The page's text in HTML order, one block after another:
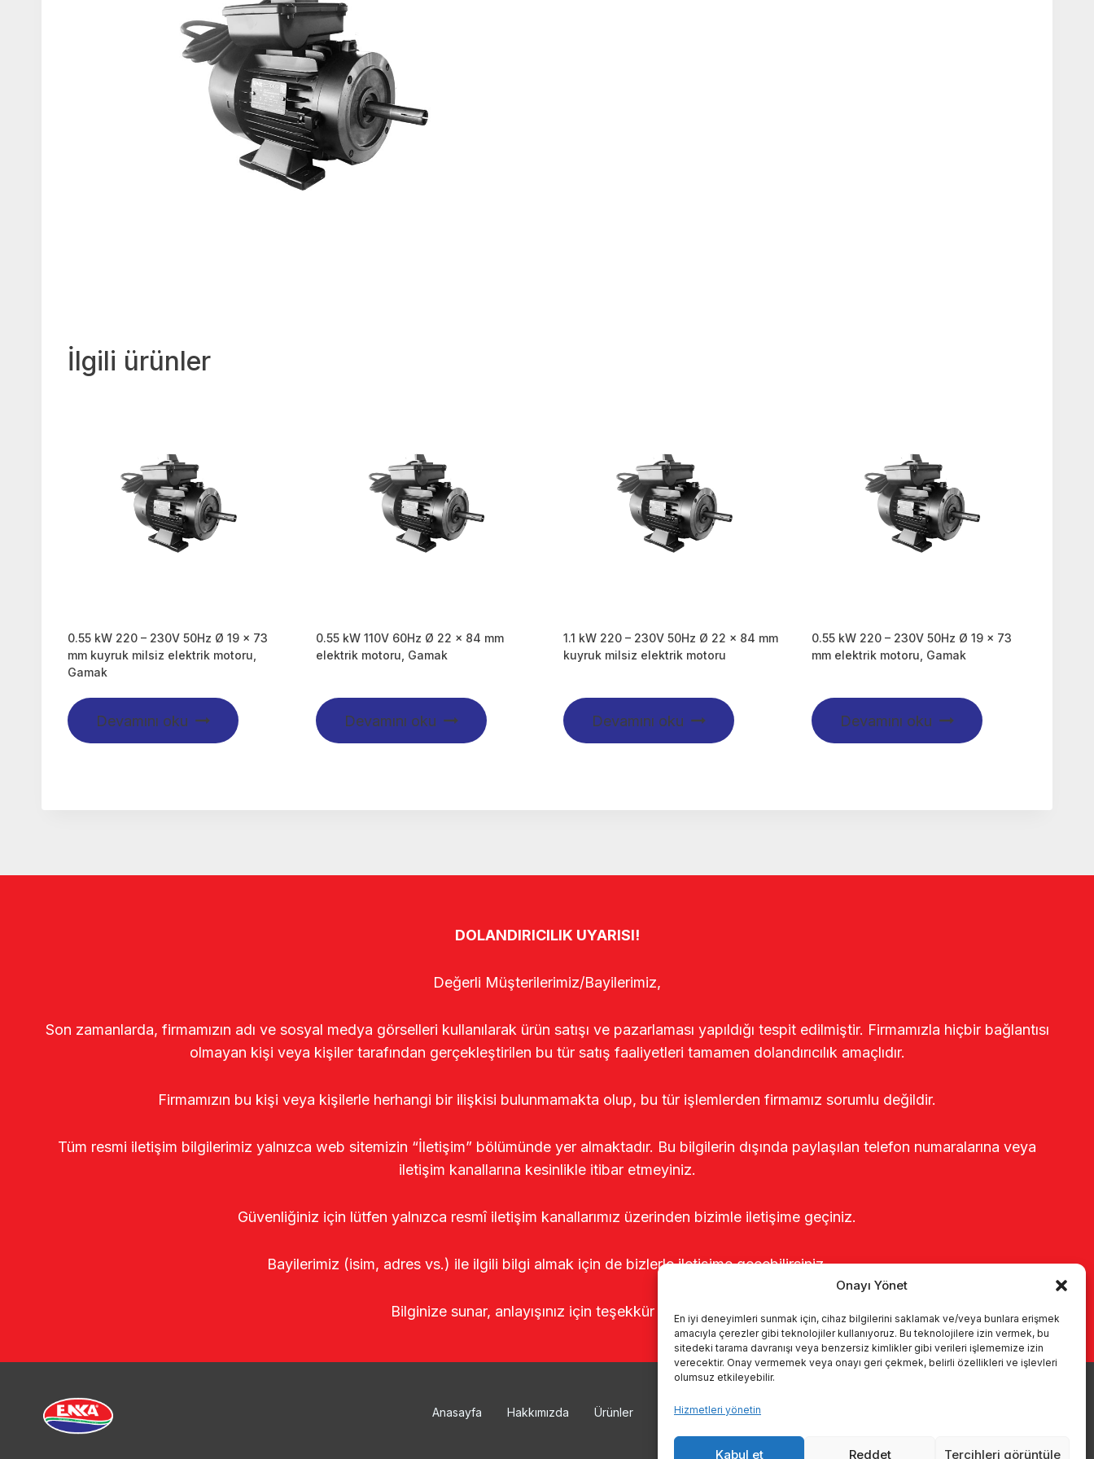
Onayı Yönet
En iyi deneyimleri sunmak için, cihaz bilgilerini saklamak ve/veya bunlara erişmek
amacıyla çerezler gibi teknolojiler kullanıyoruz. Bu teknolojilere izin vermek, bu
sitedeki tarama davranışı veya benzersiz kimlikler gibi verileri işlememize izin
verecektir. Onay vermemek veya onayı geri çekmek, belirli özellikleri ve işlevleri
olumsuz etkileyebilir.
Hizmetleri yönetin
Kabul et Reddet Tercihleri görüntüle
İlgili ürünler
0.55 kW 220 – 230V 50Hz Ø 19 x 73
mm kuyruk milsiz elektrik motoru,
Gamak
Devamını oku
0.55 kW 110V 60Hz Ø 22 x 84 mm
elektrik motoru, Gamak
Devamını oku
1.1 kW 220 – 230V 50Hz Ø 22 x 84 mm
kuyruk milsiz elektrik motoru
Devamını oku
0.55 kW 220 – 230V 50Hz Ø 19 x 73
mm elektrik motoru, Gamak
Devamını oku
DOLANDIRICILIK UYARISI!
Değerli Müşterilerimiz/Bayilerimiz,
Son zamanlarda, firmamızın adı ve sosyal medya görselleri kullanılarak ürün satışı ve pazarlaması yapıldığı tespit edilmiştir. Firmamızla hiçbir bağlantısı
olmayan kişi veya kişiler tarafından gerçekleştirilen bu tür satış faaliyetleri tamamen dolandırıcılık amaçlıdır.
Firmamızın bu kişi veya kişilerle herhangi bir ilişkisi bulunmamakta olup, bu tür işlemlerden firmamız sorumlu değildir.
Tüm resmi iletişim bilgilerimiz yalnızca web sitemizin “İletişim” bölümünde yer almaktadır. Bu bilgilerin dışında paylaşılan telefon numaralarına veya
iletişim kanallarına kesinlikle itibar etmeyiniz.
Güvenliğiniz için lütfen yalnızca resmî iletişim kanallarımız üzerinden bizimle iletişime geçiniz.
Bayilerimiz (isim, adres vs.) ile ilgili bilgi almak için de bizlerle iletişime geçebilirsiniz.
Bilginize sunar, anlayışınız için teşekkür ederiz.
Anasayfa Hakkımızda Ürünler Sağımhaneler Kataloglar